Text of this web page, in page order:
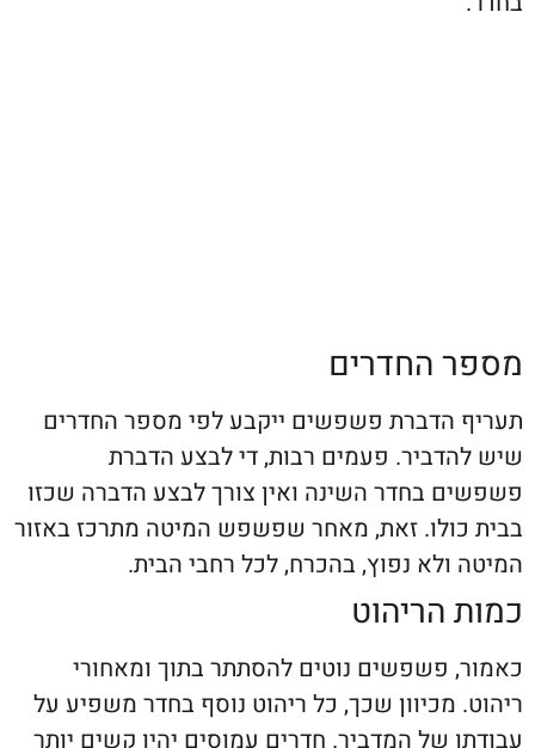
החדרים
פשפשים ייקבע לפי מספר החדרים
פעמים רבות, די לבצע הדברת
בחדר השינה ואין צורך לבצע הדברה שכזו
זאת, מאחר שפשפש המיטה מתרכז באזור
נפוץ, בהכרח, לכל רחבי הבית.
פשפשים נוטים להסתתר בתוך ומאחורי
שכך, כל ריהוט נוסף בחדר משפיע על
של המדביר. חדרים עמוסים יהיו קשים יותר